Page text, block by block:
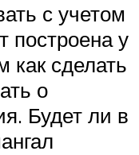
с учетом
построена у
как сделать
о
Будет ли в